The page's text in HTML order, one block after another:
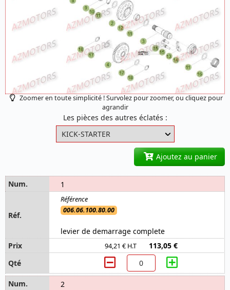
Zoomer en toute simplicité ! Survolez pour zoomer, ou cliquez pour
agrandir
Les pièces des autres éclatés :
Ajoutez au panier
1
006.06.100.80.00
levier de demarrage complete
94,21 € H.T 113,05 €
2